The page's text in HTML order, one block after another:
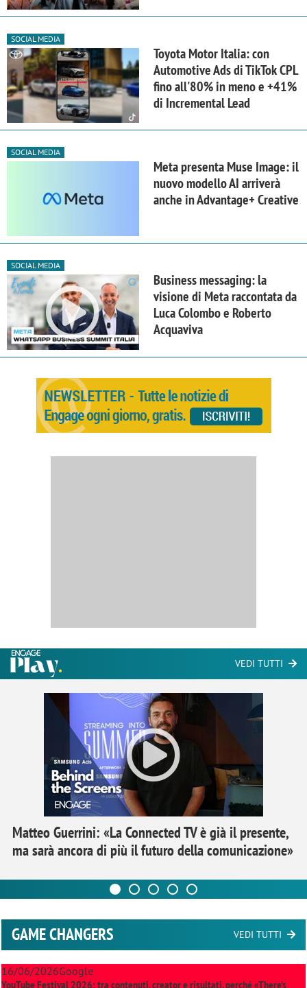
SOCIAL MEDIA
Toyota Motor Italia: con
Automotive Ads di TikTok CPL
fino all'80% in meno e +41%
di Incremental Lead
SOCIAL MEDIA
Meta presenta Muse Image: il
nuovo modello AI arriverà
anche in Advantage+ Creative
SOCIAL MEDIA
Business messaging: la
visione di Meta raccontata da
Luca Colombo e Roberto
Acquaviva
VEDI TUTTI
Matteo Guerrini: «La Connected TV è già il presente,
ma sarà ancora di più il futuro della comunicazione»
GAME CHANGERS VEDI TUTTI
16/06/2026Google
YouTube Festival 2026: tra contenuti, creator e risultati, perché «There’s